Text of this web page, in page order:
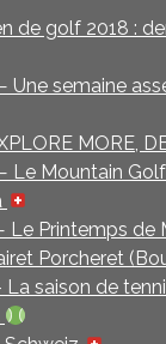
de golf 2018 :
Une semaine
MORE,
Le Mountain
Le Printemps de
Porcheret
La saison de